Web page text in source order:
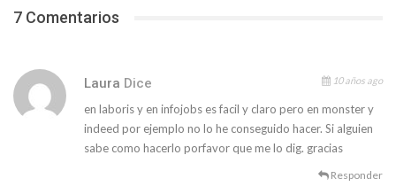
7 Comentarios
Laura Dice 10 años ago
en laboris y en infojobs es facil y claro pero en monster y
indeed por ejemplo no lo he conseguido hacer. Si alguien
sabe como hacerlo porfavor que me lo dig. gracias
Responder